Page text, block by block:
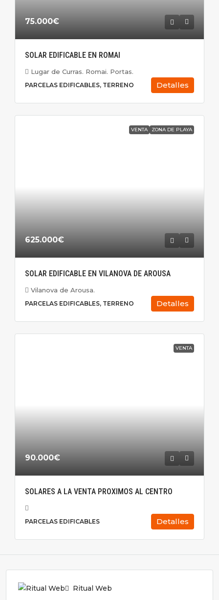
75.000€
SOLAR EDIFICABLE EN ROMAI
Lugar de Curras. Romai. Portas.
PARCELAS EDIFICABLES, TERRENO Detalles
VENTA ZONA DE PLAYA
625.000€
SOLAR EDIFICABLE EN VILANOVA DE AROUSA
Vilanova de Arousa.
PARCELAS EDIFICABLES, TERRENO Detalles
VENTA
90.000€
SOLARES A LA VENTA PROXIMOS AL CENTRO
PARCELAS EDIFICABLES Detalles
Ritual Web